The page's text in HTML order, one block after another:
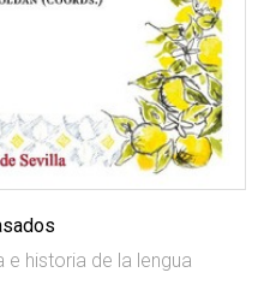
historia de la lengua